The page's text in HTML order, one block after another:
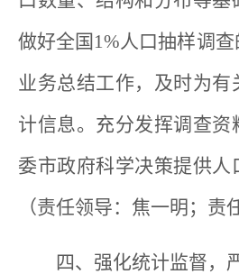
做好全国1%人口抽样调
业务总结工作，及时为有
计信息。充分发挥调查资
委市政府科学决策提供人
（责任领导：焦一明；责
四、强化统计监督，